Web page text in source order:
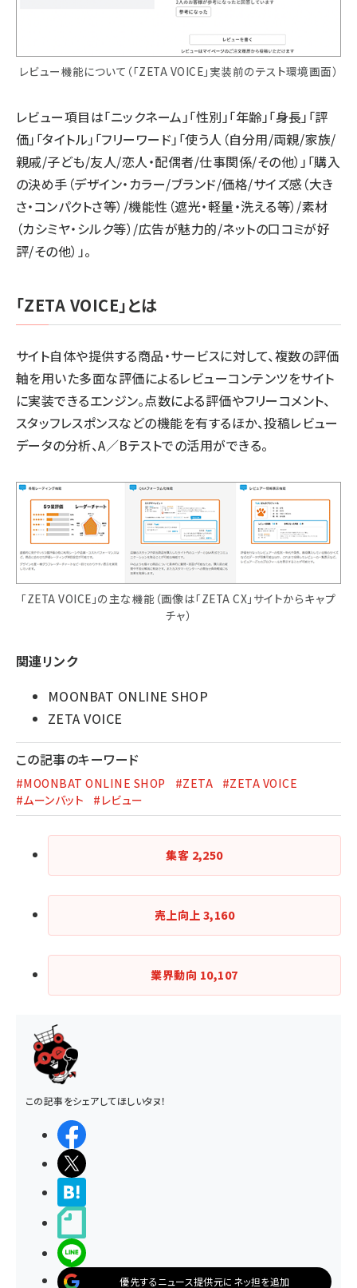
レビュー機能について（「ZETA VOICE」実装前のテスト環境画面）
レビュー項目は「ニックネーム」「性別」「年齢」「身長」「評
価」「タイトル」「フリーワード」「使う人（自分用/両親/家族/
親戚/子ども/友人/恋人・配偶者/仕事関係/その他）」「購入
の決め手（デザイン・カラー/ブランド/価格/サイズ感（大き
さ・コンパクトさ等）/機能性（遮光・軽量・洗える等）/素材
（カシミヤ・シルク等）/広告が魅力的/ネットの口コミが好
評/その他）」。
「ZETA VOICE」とは
サイト自体や提供する商品・サービスに対して、複数の評価
軸を用いた多面な評価によるレビューコンテンツをサイト
に実装できるエンジン。点数による評価やフリーコメント、
スタッフレスポンスなどの機能を有するほか、投稿レビュー
データの分析、A／Bテストでの活用ができる。
「ZETA VOICE」の主な機能（画像は「ZETA CX」サイトからキャプ
チャ）
関連リンク
MOONBAT ONLINE SHOP
ZETA VOICE
この記事のキーワード
#MOONBAT ONLINE SHOP #ZETA
#ZETA VOICE
#ムーンバット
#レビュー
集客 2,250
売上向上 3,160
業界動向 10,107
この記事をシェアしてほしいタヌ！
優先するニュース提供元にネッ担を追加